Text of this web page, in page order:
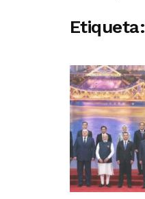
Etiqueta: